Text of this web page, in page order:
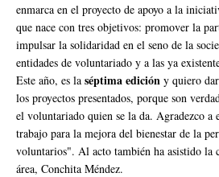
enmarca en el proyecto de apoyo a la
que nace con tres objetivos: promover la
impulsar la solidaridad en el seno de la
entidades de voluntariado y a las ya
Este año, es la séptima edición y quiero
los proyectos presentados, porque son
el voluntariado quien se la da. Agradezco a
trabajo para la mejora del bienestar de la
voluntarios". Al acto también ha asistido la
área, Conchita Méndez.